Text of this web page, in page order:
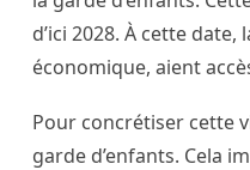
d’ici 2028. À cette
économique, aient
Pour concrétiser cette
garde d’enfants. Cela